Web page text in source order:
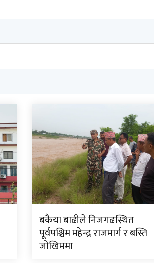
बकैया बाढीले निजगढस्थित
पूर्वपश्चिम महेन्द्र राजमार्ग र बस्ति
जोखिममा